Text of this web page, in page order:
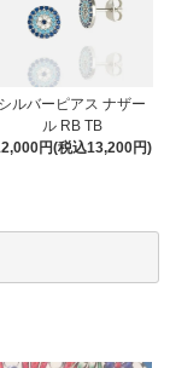
シルバーピアス ナザー
ル RB TB
円(税込13,200円)